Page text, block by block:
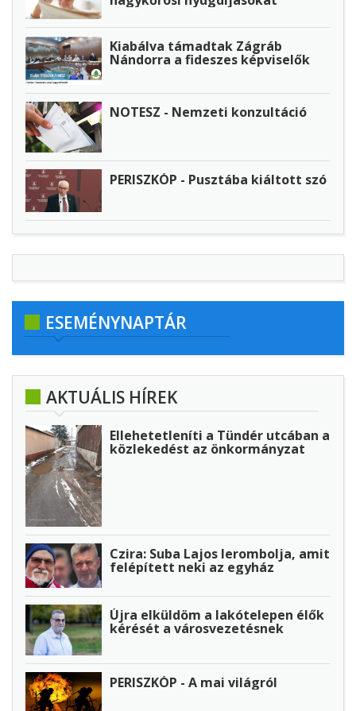
Kiabálva támadtak Zágráb
Nándorra a fideszes képviselők
NOTESZ - Nemzeti konzultáció
PERISZKÓP - Pusztába kiáltott szó
ESEMÉNYNAPTÁR
AKTUÁLIS HÍREK
Ellehetetleníti a Tündér utcában a
közlekedést az önkormányzat
Czira: Suba Lajos lerombolja, amit
felépített neki az egyház
Újra elküldöm a lakótelepen élők
kérését a városvezetésnek
PERISZKÓP - A mai világról